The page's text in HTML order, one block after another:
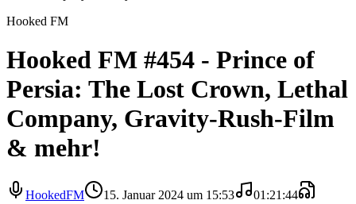
Hooked FM
Hooked FM #454 - Prince of
Persia: The Lost Crown, Lethal
Company, Gravity-Rush-Film
& mehr!
HookedFM 15. Januar 2024 um 15:53
01:21:44